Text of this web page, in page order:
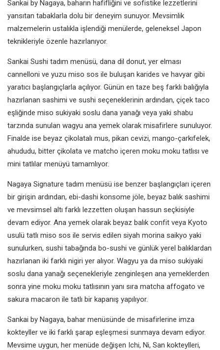
Sankai by Nagaya, baharın hafifliğini ve sofistike lezzetlerini
yansıtan tabaklarla dolu bir deneyim sunuyor. Mevsimlik
malzemelerin ustalıkla işlendiği menülerde, geleneksel Japon
teknikleriyle özenle hazırlanıyor.
Sankai Sushi tadım menüsü, dana dil donut, yer elması
cannelloni ve yuzu miso sos ile buluşan karides ve havyar gibi
yaratıcı başlangıçlarla açılıyor. Günün en taze beş farklı balığıyla
hazırlanan sashimi ve sushi seçeneklerinin ardından, çiçek taco
eşliğinde miso sukiyaki soslu dana yanağı veya yaki shabu
tarzında sunulan wagyu ana yemek olarak misafirlere sunuluyor.
Finalde ise beyaz çikolatalı mus, pikan cevizi, mango-çarkıfelek,
ahududu, bitter çikolata ve matcho içeren moku moku tatlısı ve
mini tatlılar menüyü tamamlıyor.
Nagaya Signature tadım menüsü ise benzer başlangıçları içeren
bir girişin ardından, ebi-dashi konsome jöle, beyaz balık sashimi
ve mevsimsel altı farklı lezzetten oluşan hassun seçkisiyle
devam ediyor. Ana yemek olarak beyaz balık confit veya Kyoto
usulü tatlı miso sos ile servis edilen siyah morina saikyo yaki
sunulurken, sushi tabağında bo-sushi ve günlük yerel balıklardan
hazırlanan iki farklı nigiri yer alıyor. Wagyu ya da miso sukiyaki
soslu dana yanağı seçenekleriyle zenginleşen ana yemeklerden
sonra yine moku moku tatlısının yanı sıra matcha affogato ve
sakura macaron ile tatlı bir kapanış yapılıyor.
Sankai by Nagaya, bahar menüsünde de misafirlerine imza
kokteyller ve iki farklı şarap eşleşmesi sunmaya devam ediyor.
Mevsime uygun, her menüde değişen Ichi, Ni, San kokteylleri,